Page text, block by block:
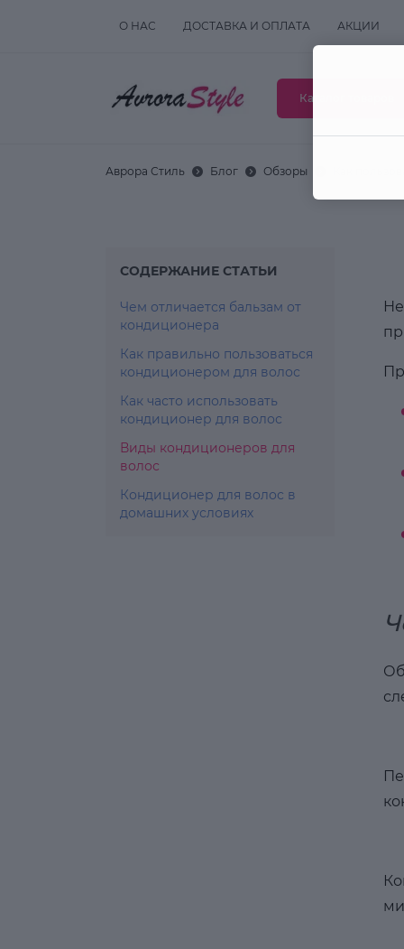
О НАС ДОСТАВКА И ОПЛАТА АКЦИИ
Каталог товаров
Аврора Стиль Блог Обзоры
СОДЕРЖАНИЕ СТАТЬИ
Чем отличается бальзам от
кондиционера
Как правильно пользоваться
кондиционером для волос
Как часто использовать
кондиционер для волос
Виды кондиционеров для
волос
Кондиционер для волос в
домашних условиях